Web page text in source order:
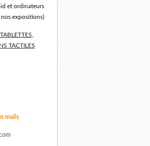
et ordinateurs
expositions)
TACTILES
mails